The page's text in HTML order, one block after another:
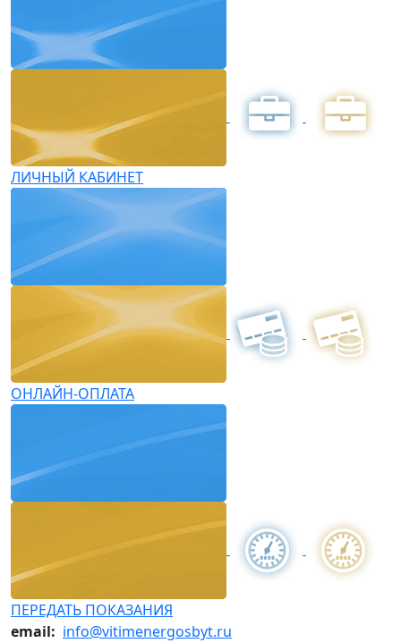
ЛИЧНЫЙ КАБИНЕТ
ОНЛАЙН-ОПЛАТА
ПЕРЕДАТЬ ПОКАЗАНИЯ
email: info@vitimenergosbyt.ru